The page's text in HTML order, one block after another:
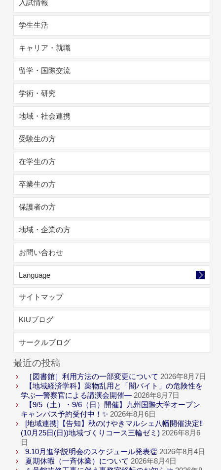
入試情報
学生生活
キャリア・就職
留学・国際交流
学術・研究
地域・社会連携
受験生の方
在学生の方
卒業生の方
保護者の方
地域・企業の方
お問い合わせ
Language
サイトマップ
KIUブログ
サークルブログ
最近の投稿
［図書館］利用方法の一部変更について 2026年8月7日
【地域経済学科】薬物乱用と「闇バイト」の危険性を
学ぶ―警察官による講演会開催― 2026年8月7日
【9/5（土）・9/6（日）開催】九州国際大学オープン
キャンパス予約受付中！✨ 2026年8月6日
[地域連携]【告知】秋のけやきマルシェ八幡開催決定‼
(10月25日(日))地域づくりコース三輪ゼミ) 2026年8月6
日
9.10月進学説明会のスケジュール発表👏 2026年8月4日
夏期休暇（一斉休業）について 2026年8月4日